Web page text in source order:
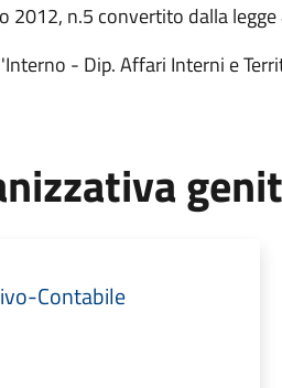
2012, n.5 convertito dalla
- Dip. Affari Interni e
Contabile